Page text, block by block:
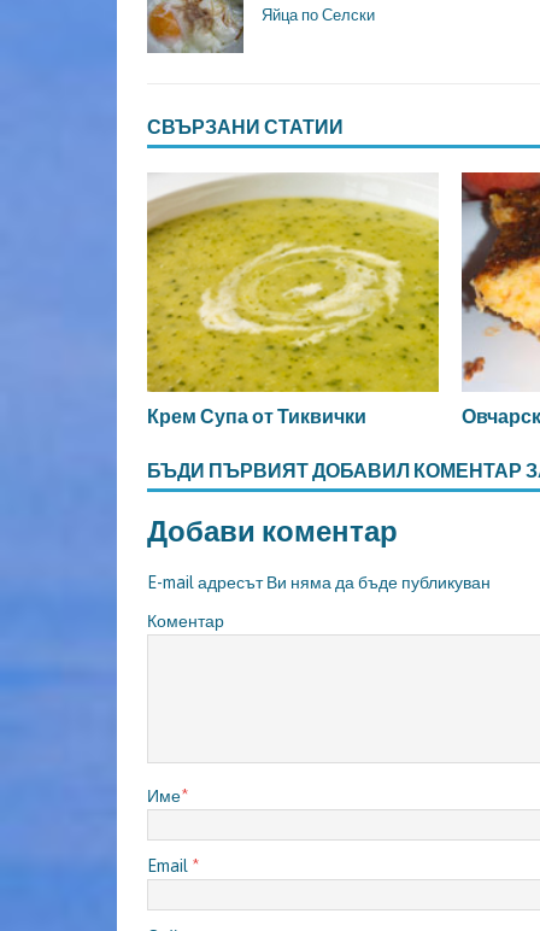
Яйца по Селски
СВЪРЗАНИ СТАТИИ
Крем Супа от Тиквички
БЪДИ ПЪРВИЯТ ДОБАВИЛ КОМЕНТАР
Добави коментар
E-mail адресът Ви няма да бъде публикуван
Коментар
Име*
Email *